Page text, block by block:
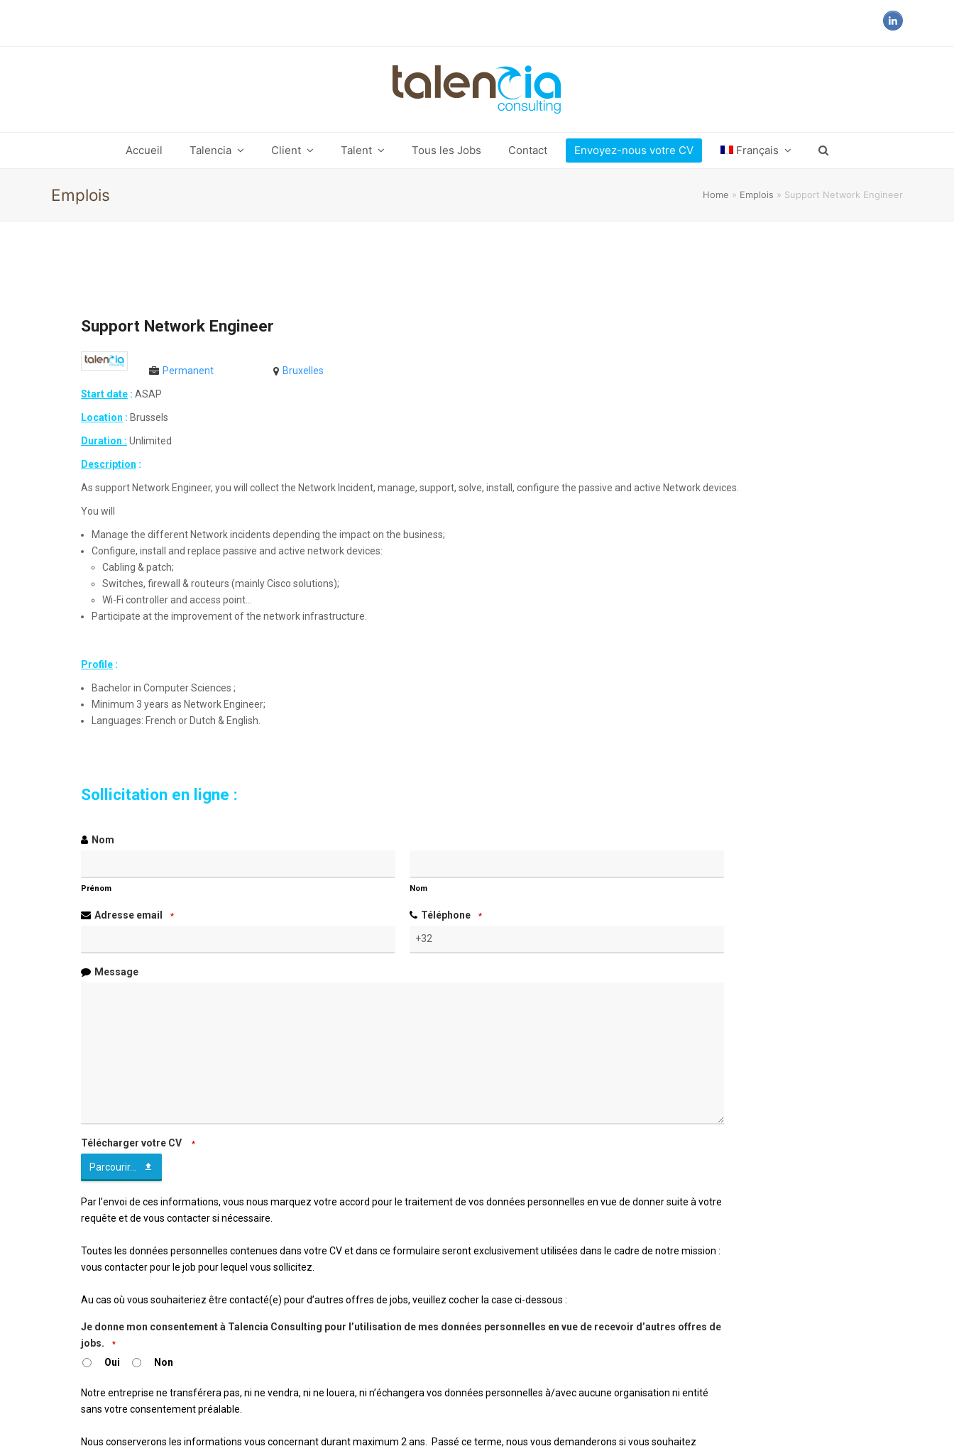
LinkedIn
Accueil Talencia Client Talent Tous les Jobs Contact Envoyez-nous votre CV Français
Emplois Home » Emplois » Support Network Engineer
Support Network Engineer
Permanent Bruxelles
Start date : ASAP
Location : Brussels
Duration : Unlimited
Description :
As support Network Engineer, you will collect the Network Incident, manage, support, solve, install, configure the passive and active Network devices.
You will
Manage the different Network incidents depending the impact on the business;
Configure, install and replace passive and active network devices:
Cabling & patch;
Switches, firewall & routeurs (mainly Cisco solutions);
Wi-Fi controller and access point…
Participate at the improvement of the network infrastructure.
Profile :
Bachelor in Computer Sciences ;
Minimum 3 years as Network Engineer;
Languages: French or Dutch & English.
Sollicitation en ligne :
Contact
Nom
Prénom Nom
Adresse email * Téléphone *
Message
Télécharger votre CV *
Parcourir...
Par l’envoi de ces informations, vous nous marquez votre accord pour le traitement de vos données personnelles en vue de donner suite à votre
requête et de vous contacter si nécessaire.
Toutes les données personnelles contenues dans votre CV et dans ce formulaire seront exclusivement utilisées dans le cadre de notre mission :
vous contacter pour le job pour lequel vous sollicitez.
Au cas où vous souhaiteriez être contacté(e) pour d’autres offres de jobs, veuillez cocher la case ci-dessous :
Je donne mon consentement à Talencia Consulting pour l’utilisation de mes données personnelles en vue de recevoir d’autres offres de
jobs.
*
Oui Non
Notre entreprise ne transférera pas, ni ne vendra, ni ne louera, ni n’échangera vos données personnelles à/avec aucune organisation ni entité
sans votre consentement préalable.
Nous conserverons les informations vous concernant durant maximum 2 ans. Passé ce terme, nous vous demanderons si vous souhaitez